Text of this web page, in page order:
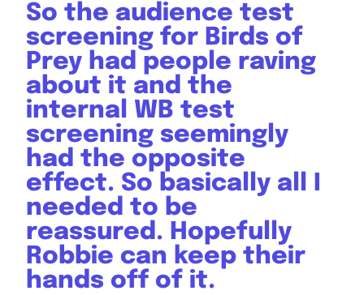
So the audience test
screening for Birds of
Prey had people raving
about it and the
internal WB test
screening seemingly
had the opposite
effect. So basically all I
needed to be
reassured. Hopefully
Robbie can keep their
hands off of it.